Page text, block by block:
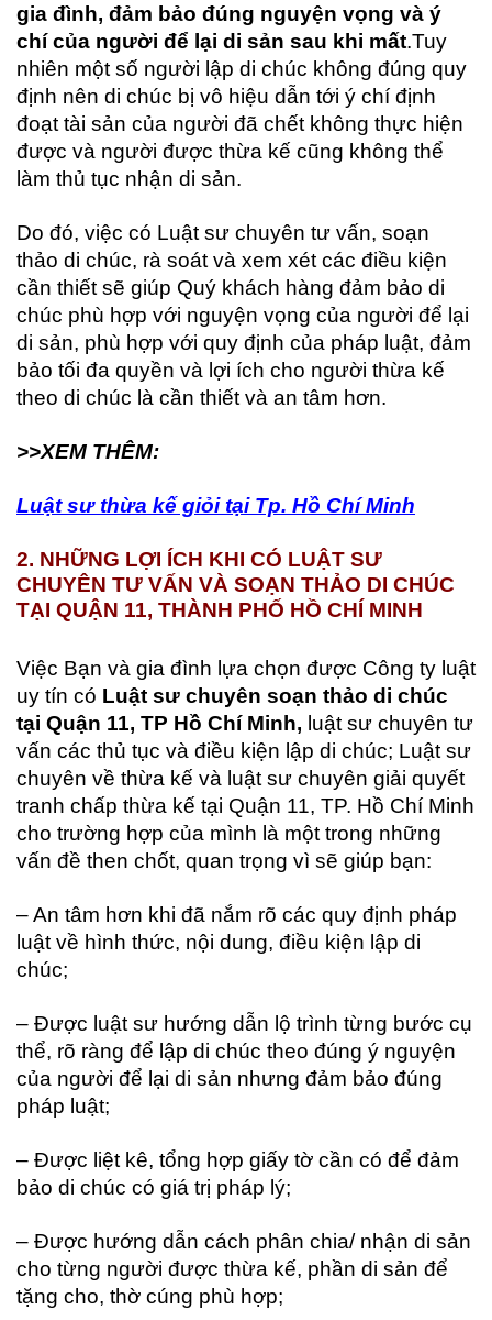
gia đình, đảm bảo đúng nguyện vọng và ý
chí của người để lại di sản sau khi mất.Tuy
nhiên một số người lập di chúc không đúng quy
định nên di chúc bị vô hiệu dẫn tới ý chí định
đoạt tài sản của người đã chết không thực hiện
được và người được thừa kế cũng không thể
làm thủ tục nhận di sản.
Do đó, việc có Luật sư chuyên tư vấn, soạn
thảo di chúc, rà soát và xem xét các điều kiện
cần thiết sẽ giúp Quý khách hàng đảm bảo di
chúc phù hợp với nguyện vọng của người để lại
di sản, phù hợp với quy định của pháp luật, đảm
bảo tối đa quyền và lợi ích cho người thừa kế
theo di chúc là cần thiết và an tâm hơn.
>>XEM THÊM:
Luật sư thừa kế giỏi tại Tp. Hồ Chí Minh
2. NHỮNG LỢI ÍCH KHI CÓ LUẬT SƯ
CHUYÊN TƯ VẤN VÀ SOẠN THẢO DI CHÚC
TẠI QUẬN 11, THÀNH PHỐ HỒ CHÍ MINH
Việc Bạn và gia đình lựa chọn được Công ty luật
uy tín có Luật sư chuyên soạn thảo di chúc
tại Quận 11, TP Hồ Chí Minh, luật sư chuyên tư
vấn các thủ tục và điều kiện lập di chúc; Luật sư
chuyên về thừa kế và luật sư chuyên giải quyết
tranh chấp thừa kế tại Quận 11, TP. Hồ Chí Minh
cho trường hợp của mình là một trong những
vấn đề then chốt, quan trọng vì sẽ giúp bạn:
– An tâm hơn khi đã nắm rõ các quy định pháp
luật về hình thức, nội dung, điều kiện lập di
chúc;
– Được luật sư hướng dẫn lộ trình từng bước cụ
thể, rõ ràng để lập di chúc theo đúng ý nguyện
của người để lại di sản nhưng đảm bảo đúng
pháp luật;
– Được liệt kê, tổng hợp giấy tờ cần có để đảm
bảo di chúc có giá trị pháp lý;
– Được hướng dẫn cách phân chia/ nhận di sản
cho từng người được thừa kế, phần di sản để
tặng cho, thờ cúng phù hợp;